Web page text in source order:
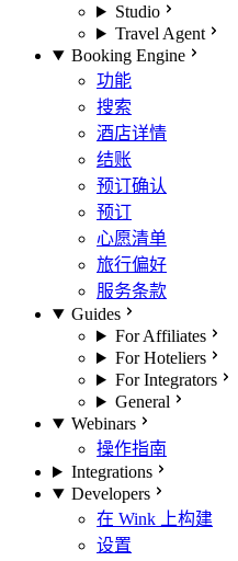
Studio
Travel Agent
Booking Engine
功能
搜索
酒店详情
结账
预订确认
预订
心愿清单
旅行偏好
服务条款
Guides
For Affiliates
For Hoteliers
For Integrators
General
Webinars
操作指南
Integrations
Developers
在 Wink 上构建
设置